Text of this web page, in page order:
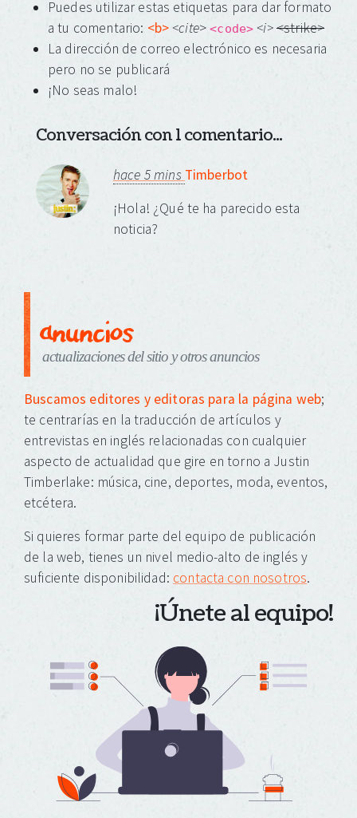
Puedes utilizar estas etiquetas para dar formato
a tu comentario: <b> <cite><code> <i><strike>
La dirección de correo electrónico es necesaria
pero no se publicará
¡No seas malo!
Conversación con 1 comentario...
hace 5 mins Timberbot
¡Hola! ¿Qué te ha parecido esta
noticia?
anuncios
actualizaciones del sitio y otros anuncios
Buscamos editores y editoras para la página web;
te centrarías en la traducción de artículos y
entrevistas en inglés relacionadas con cualquier
aspecto de actualidad que gire en torno a Justin
Timberlake: música, cine, deportes, moda, eventos,
etcétera.
Si quieres formar parte del equipo de publicación
de la web, tienes un nivel medio-alto de inglés y
suficiente disponibilidad: contacta con nosotros.
¡Únete al equipo!